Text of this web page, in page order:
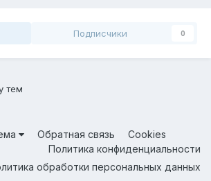
Подписчики 0
тем
Обратная связь
Cookies
Политика конфиденциальности
обработки персональных данных